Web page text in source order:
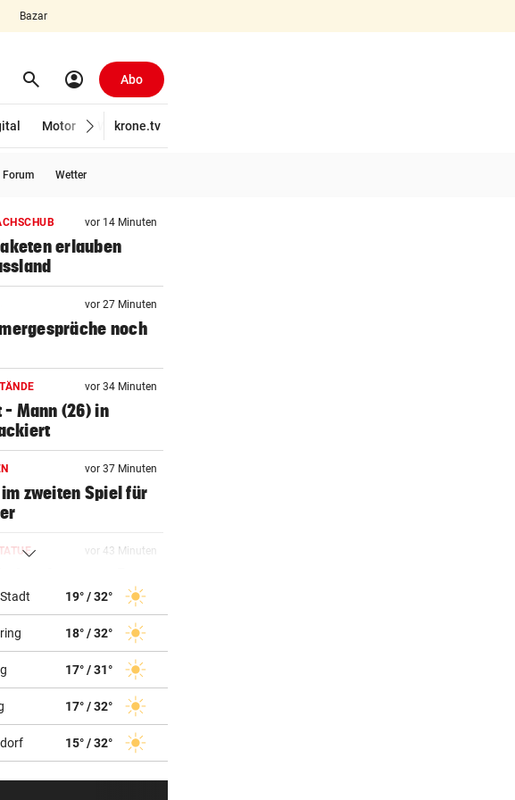
Bazar
search Suchen
account_circle Abo
Motor Wirtschaft
krone.tv
Forum Wetter
vor 14 Minuten
erlauben
vor 27 Minuten
noch
vor 34 Minuten
Mann (26) in
vor 37 Minuten
zweiten Spiel für
vor 43 Minuten
tot
vor einer Stunde
Fluss ist nur noch
vor einer Stunde
ins
19° / 32°
18° / 32°
17° / 31°
17° / 32°
15° / 32°